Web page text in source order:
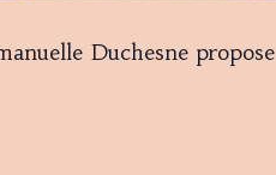
Duchesne propose